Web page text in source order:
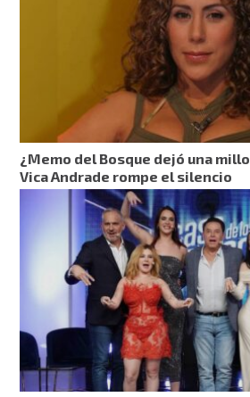
¿Memo del Bosque dejó una
Vica Andrade rompe el silencio